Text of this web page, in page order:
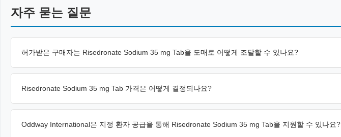
자주 묻는 질문
허가받은 구매자는 Risedronate Sodium 35 mg Tab을 도매로 어떻게 조달할 수 있나요?
Risedronate Sodium 35 mg Tab 가격은 어떻게 결정되나요?
Oddway International은 지정 환자 공급을 통해 Risedronate Sodium 35 mg Tab을 지원할 수 있나요?